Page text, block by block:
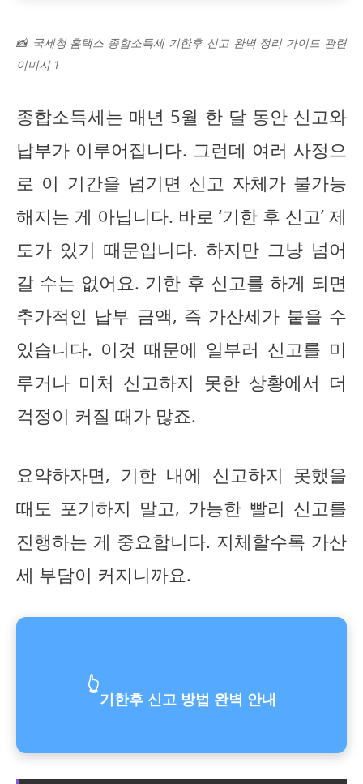
📸 국세청 홈택스 종합소득세 기한후 신고 완벽 정리 가이드 관련
이미지 1
종합소득세는 매년 5월 한 달 동안 신고와
납부가 이루어집니다. 그런데 여러 사정으
로 이 기간을 넘기면 신고 자체가 불가능
해지는 게 아닙니다. 바로 ‘기한 후 신고’ 제
도가 있기 때문입니다. 하지만 그냥 넘어
갈 수는 없어요. 기한 후 신고를 하게 되면
추가적인 납부 금액, 즉 가산세가 붙을 수
있습니다. 이것 때문에 일부러 신고를 미
루거나 미처 신고하지 못한 상황에서 더
걱정이 커질 때가 많죠.
요약하자면, 기한 내에 신고하지 못했을
때도 포기하지 말고, 가능한 빨리 신고를
진행하는 게 중요합니다. 지체할수록 가산
세 부담이 커지니까요.
👆
기한후 신고 방법 완벽 안내